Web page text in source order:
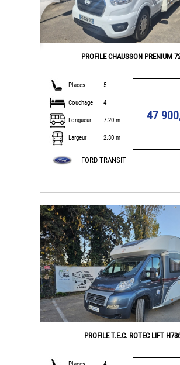
PROFILE CHAUSSON PRENIUM
Places 5
Couchage 4
Longueur 7.20 m
Largeur 2.30 m
47
FORD TRANSIT
PROFILE T.E.C. ROTEC LIFT